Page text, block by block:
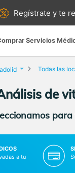
Regístrate yte
Servicios
Todas las
de
a tu